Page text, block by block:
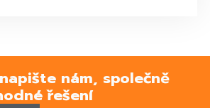
nám, společně
řešení